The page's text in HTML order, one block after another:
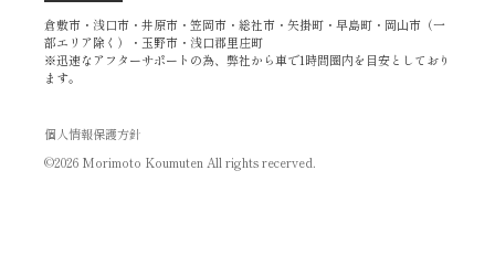
倉敷市・浅口市・井原市・笠岡市・総社市・矢掛町・早島町・岡山市（一
部エリア除く）・玉野市・浅口郡里庄町
※迅速なアフターサポートの為、弊社から車で1時間圏内を目安としており
ます。
個人情報保護方針
©2026 Morimoto Koumuten All rights recerved.